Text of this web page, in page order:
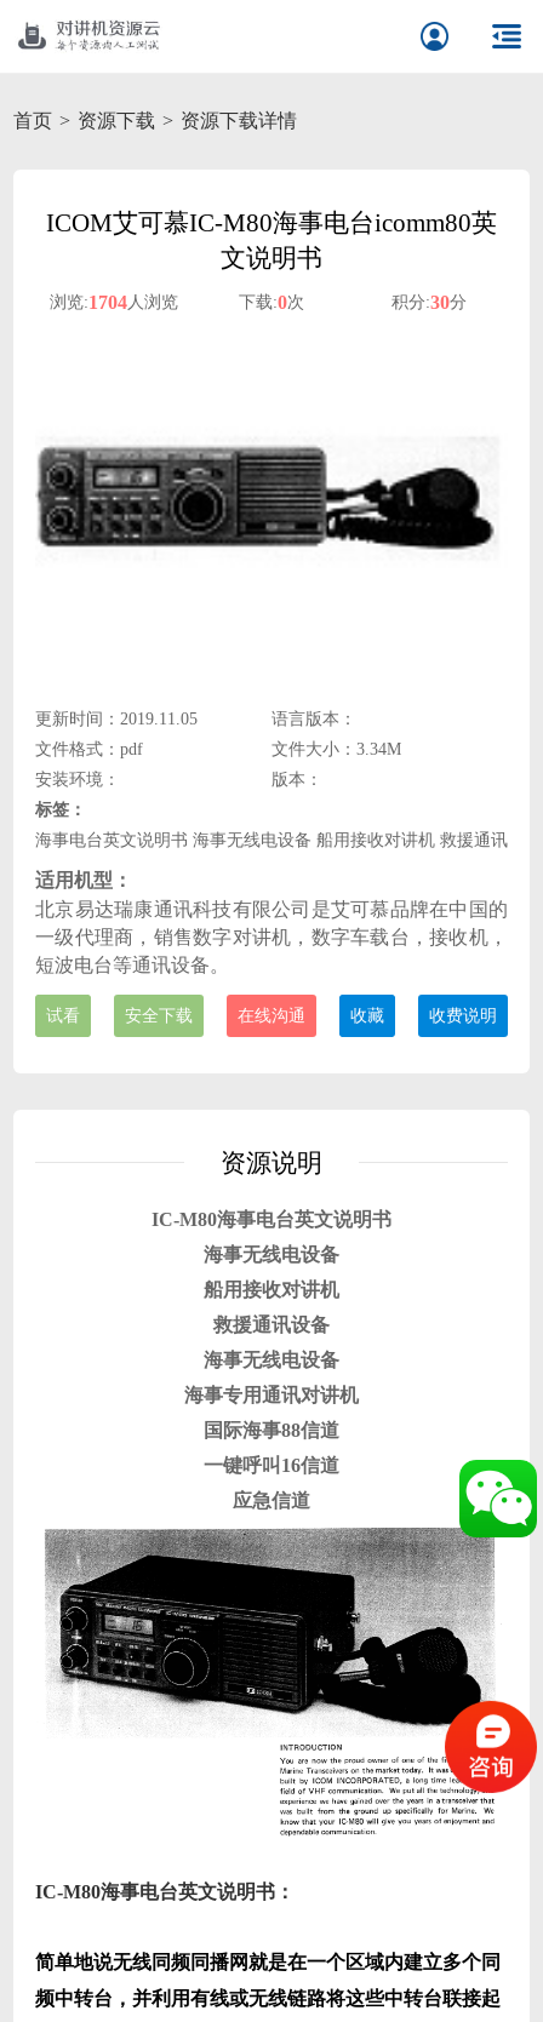
首页 资源下载 资源下载详情
ICOM艾可慕IC-M80海事电台icomm80英
文说明书
浏览:1704人浏览 下载:0次 积分:30分
更新时间：2019.11.05
语言版本：
文件格式：pdf
文件大小：3.34M
安装环境：
版本：
标签：
海事电台英文说明书 海事无线电设备 船用接收对讲机 救援通讯设
适用机型：
北京易达瑞康通讯科技有限公司是艾可慕品牌在中国的
一级代理商，销售数字对讲机，数字车载台，接收机，
短波电台等通讯设备。
试看 安全下载 在线沟通 收藏 收费说明
资源说明
IC-M80海事电台英文说明书
海事无线电设备
船用接收对讲机
救援通讯设备
海事无线电设备
海事专用通讯对讲机
国际海事88信道
一键呼叫16信道
应急信道
IC-M80海事电台英文说明书：
简单地说无线同频同播网就是在一个区域内建立多个同
频中转台，并利用有线或无线链路将这些中转台联接起